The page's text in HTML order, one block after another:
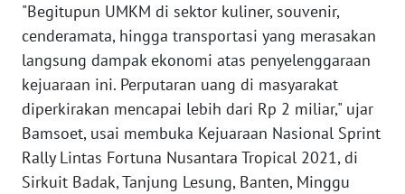
"Begitupun UMKM di sektor kuliner, souvenir,
cenderamata, hingga transportasi yang merasakan
langsung dampak ekonomi atas penyelenggaraan
kejuaraan ini. Perputaran uang di masyarakat
diperkirakan mencapai lebih dari Rp 2 miliar," ujar
Bamsoet, usai membuka Kejuaraan Nasional Sprint
Rally Lintas Fortuna Nusantara Tropical 2021, di
Sirkuit Badak, Tanjung Lesung, Banten, Minggu
WN
BANTEN
WN
NTT
KEPRI